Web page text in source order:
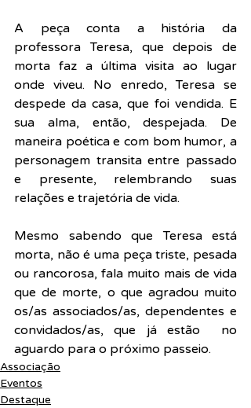
A peça conta a história da
professora Teresa, que depois de
morta faz a última visita ao lugar
onde viveu. No enredo, Teresa se
despede da casa, que foi vendida. E
sua alma, então, despejada. De
maneira poética e com bom humor, a
personagem transita entre passado
e presente, relembrando suas
relações e trajetória de vida.
Mesmo sabendo que Teresa está
morta, não é uma peça triste, pesada
ou rancorosa, fala muito mais de vida
que de morte, o que agradou muito
os/as associados/as, dependentes e
convidados/as, que já estão  no
aguardo para o próximo passeio.
Associação
Eventos
Destaque